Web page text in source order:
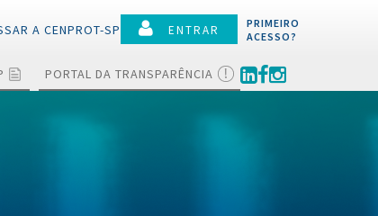
A CENPROT-SP ENTRAR
PRIMEIRO
ACESSO?
PORTAL DA TRANSPARÊNCIA